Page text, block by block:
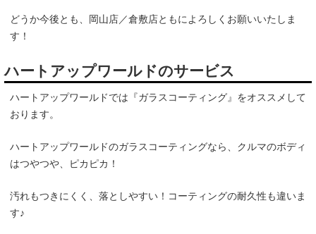
どうか今後とも、岡山店／倉敷店ともによろしくお願いいたしま
す！
ハートアップワールドのサービス
ハートアップワールドでは『ガラスコーティング』をオススメして
おります。
ハートアップワールドのガラスコーティングなら、クルマのボディ
はつやつや、ピカピカ！
汚れもつきにくく、落としやすい！コーティングの耐久性も違いま
す♪